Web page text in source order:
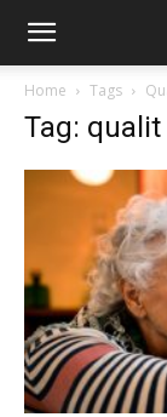
Home Tags
Tag: qualit